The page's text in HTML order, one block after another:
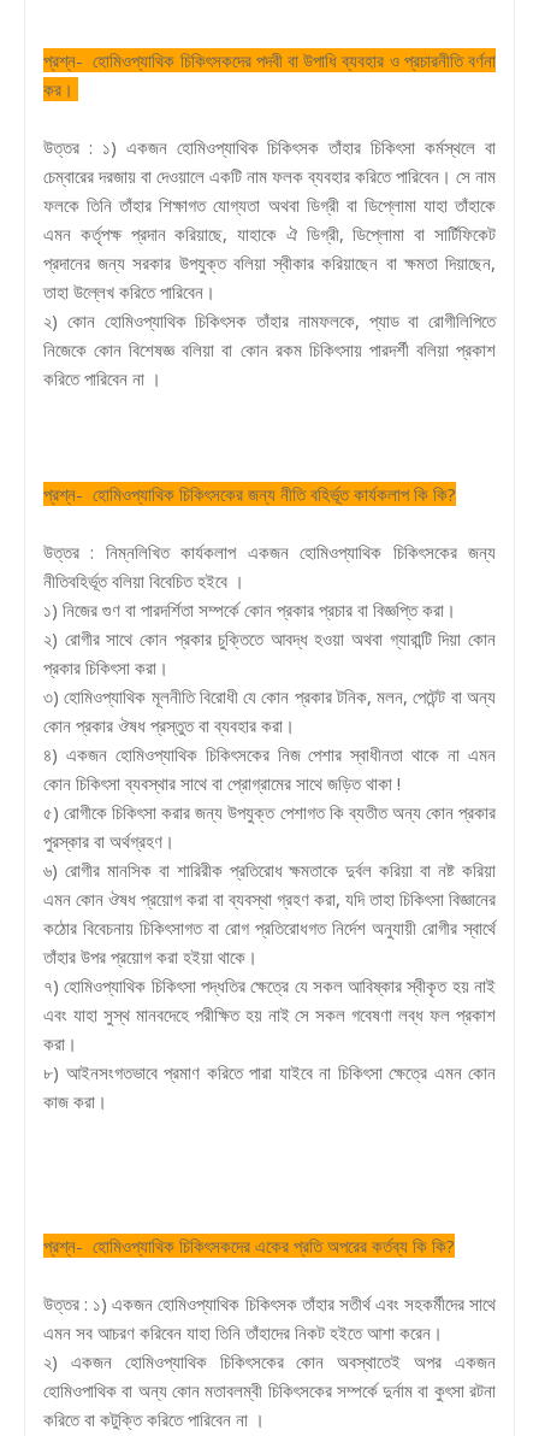
প্রশ্ন- হোমিওপ্যাথিক চিকিৎসকদের পদবী বা উপাধি ব্যবহার ও প্রচারনীতি বর্ণনা
কর।
উত্তর : ১) একজন হোমিওপ্যাথিক চিকিৎসক তাঁহার চিকিৎসা কর্মস্থলে বা
চেম্বারের দরজায় বা দেওয়ালে একটি নাম ফলক ব্যবহার করিতে পারিবেন। সে নাম
ফলকে তিনি তাঁহার শিক্ষাগত যোগ্যতা অথবা ডিগ্রী বা ডিপ্লোমা যাহা তাঁহাকে
এমন কর্তৃপক্ষ প্রদান করিয়াছে, যাহাকে ঐ ডিগ্রী, ডিপ্লোমা বা সার্টিফিকেট
প্রদানের জন্য সরকার উপযুক্ত বলিয়া স্বীকার করিয়াছেন বা ক্ষমতা দিয়াছেন,
তাহা উল্লেখ করিতে পারিবেন।
২) কোন হোমিওপ্যাথিক চিকিৎসক তাঁহার নামফলকে, প্যাড বা রোগীলিপিতে
নিজেকে কোন বিশেষজ্ঞ বলিয়া বা কোন রকম চিকিৎসায় পারদর্শী বলিয়া প্রকাশ
করিতে পারিবেন না ।
প্রশ্ন- হোমিওপ্যাথিক চিকিৎসকের জন্য নীতি বহির্ভূত কার্যকলাপ কি কি?
উত্তর : নিম্নলিখিত কার্যকলাপ একজন হোমিওপ্যাথিক চিকিৎসকের জন্য
নীতিবহির্ভূত বলিয়া বিবেচিত হইবে ।
১) নিজের গুণ বা পারদর্শিতা সম্পর্কে কোন প্রকার প্রচার বা বিজ্ঞপ্তি করা।
২) রোগীর সাথে কোন প্রকার চুক্তিতে আবদ্ধ হওয়া অথবা গ্যারান্টি দিয়া কোন
প্রকার চিকিৎসা করা।
৩) হোমিওপ্যাথিক মূলনীতি বিরোধী যে কোন প্রকার টনিক, মলন, পেটেন্ট বা অন্য
কোন প্রকার ঔষধ প্রস্তুত বা ব্যবহার করা।
৪) একজন হোমিওপ্যাথিক চিকিৎসকের নিজ পেশার স্বাধীনতা থাকে না এমন
কোন চিকিৎসা ব্যবস্থার সাথে বা প্রোগ্রামের সাথে জড়িত থাকা !
৫) রোগীকে চিকিৎসা করার জন্য উপযুক্ত পেশাগত কি ব্যতীত অন্য কোন প্রকার
পুরস্কার বা অর্থগ্রহণ।
৬) রোগীর মানসিক বা শারিরীক প্রতিরোধ ক্ষমতাকে দুর্বল করিয়া বা নষ্ট করিয়া
এমন কোন ঔষধ প্রয়োগ করা বা ব্যবস্থা গ্রহণ করা, যদি তাহা চিকিৎসা বিজ্ঞানের
কঠোর বিবেচনায় চিকিৎসাগত বা রোগ প্রতিরোধগত নির্দেশ অনুযায়ী রোগীর স্বার্থে
তাঁহার উপর প্রয়োগ করা হইয়া থাকে।
৭) হোমিওপ্যাথিক চিকিৎসা পদ্ধতির ক্ষেত্রে যে সকল আবিষ্কার স্বীকৃত হয় নাই
এবং যাহা সুস্থ মানবদেহে পরীক্ষিত হয় নাই সে সকল গবেষণা লব্ধ ফল প্রকাশ
করা।
৮) আইনসংগতভাবে প্রমাণ করিতে পারা যাইবে না চিকিৎসা ক্ষেত্রে এমন কোন
কাজ করা।
প্রশ্ন- হোমিওপ্যাথিক চিকিৎসকদের একের প্রতি অপরের কর্তব্য কি কি?
উত্তর : ১) একজন হোমিওপ্যাথিক চিকিৎসক তাঁহার সতীর্থ এবং সহকর্মীদের সাথে
এমন সব আচরণ করিবেন যাহা তিনি তাঁহাদের নিকট হইতে আশা করেন।
২) একজন হোমিওপ্যাথিক চিকিৎসকের কোন অবস্থাতেই অপর একজন
হোমিওপাথিক বা অন্য কোন মতাবলম্বী চিকিৎসকের সম্পর্কে দুর্নাম বা কুৎসা রটনা
করিতে বা কটুক্তি করিতে পারিবেন না ।